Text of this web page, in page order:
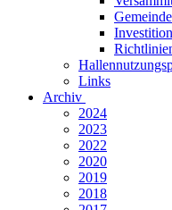
Links
Archiv
2024
2023
2022
2020
2019
2018